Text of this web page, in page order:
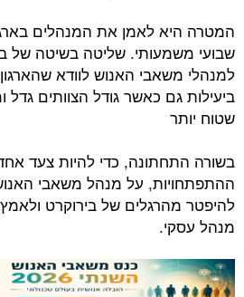
המטרה היא לאמן את המנהלים
שבועי משמעותי. שליטה בשיטה של
למנהלי משאבי האנוש לוודא
ביעילות גם כאשר גודל הצוותים גדל
שטוח יותר
בשורה התחתונה, כדי להיות צעד
ההתפתחויות, על מנהל משאבי
להיפטר מהרגלים של בירוקרט
מנהל עסקי.